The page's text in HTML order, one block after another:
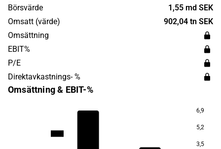
på eget kapital för varje enskild verksamhet. Bolagets
huvudkontor ligger i Stockholm.
Börsvärde
1,55 md SEK
Omsatt (värde)
902,04 tn SEK
Omsättning
EBIT%
P/E
Direktavkastnings- %
Omsättning & EBIT-%
6,9
5,2
3,5